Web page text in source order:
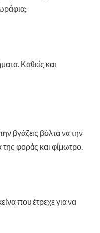
Καθείς και
βγάζεις βόλτα να την
της φοράς και φίμωτρο.
που έτρεχε για να